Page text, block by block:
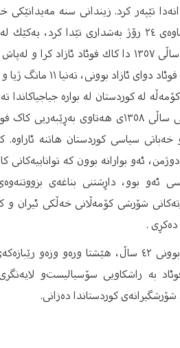
تێپه‌ر كرد. زیندانی سنه‌ مه‌یدانێكی
مانگرتن له‌خواردنی زیندانیانی سیاسی كه‌ كاك فوئاد بۆ ماوه‌ی
ده‌وره‌یه‌ی ناو زیندانه‌كان له‌دژی رژیمی شا بوو. له پاییزی
له‌لایه‌ن خه‌ڵكی شاری سنه‌،
له‌ كوردستان له‌ بواره‌ جیاجیاكاندا
مانگدا، یانی له ‌٢٣ی مانگی پووشپه‌ڕه‌وه‌ ‌تا ٩ی خه‌رمانانی
خه‌باتی ‌سیاسی‌ کوردستان هاتنه‌
ئه‌و بوارانه ‌بوون كه
ئه‌و بوو، داڕشتنی بناغه‌ی
شۆرشی كۆمه‌ڵانی خه‌ڵكی ئیران و
.
كاك فوئادی مستەفا سوڵتانی ئەو رابەرەیە كە پاش تێپەڕ
بە راشكاویی سۆسیالیست‌و
كوردستاندا دەزانی.